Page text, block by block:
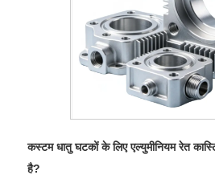
कस्टम धातु घटकों के लिए एल्युमीनियम रेत
है?